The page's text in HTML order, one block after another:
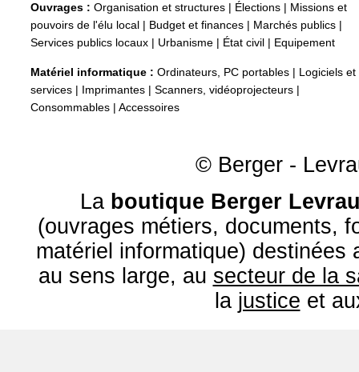
Ouvrages : Organisation et structures Élections
Missions et
pouvoirs de l'élu local
Budget et finances Marchés publics
Services publics locaux
Urbanisme État civil Equipement
Matériel informatique : Ordinateurs, PC portables
Logiciels et
services
Imprimantes Scanners, vidéoprojecteurs
Consommables
Accessoires
© Berger -
La boutique Berger
(ouvrages métiers, documents,
matériel informatique) destinées
au sens large, au secteur de la
la justice et